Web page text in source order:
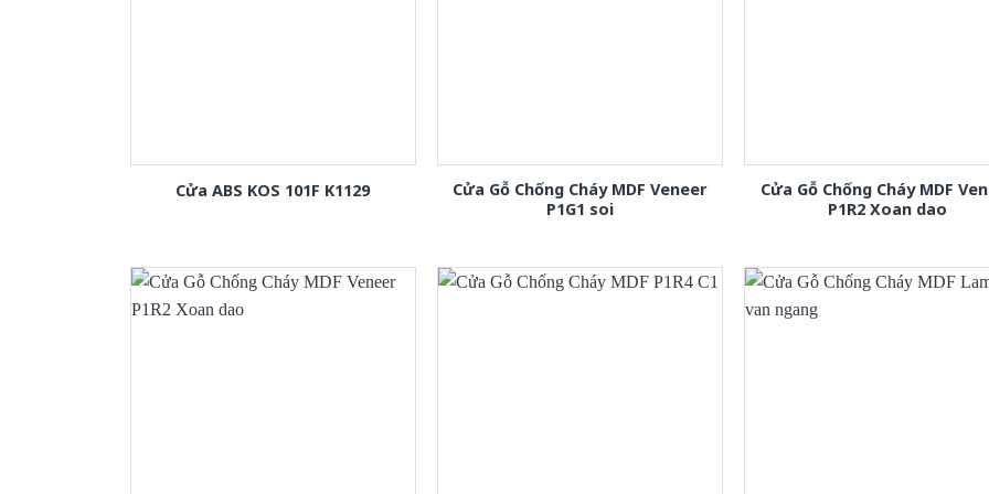
Cửa ABS KOS 101F K1129
Cửa Gỗ Chống Cháy MDF Veneer
P1G1 soi
Cửa Gỗ Chống Cháy MDF
P1R2 Xoan dao